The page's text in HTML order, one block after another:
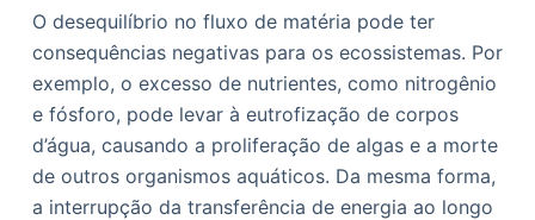
O desequilíbrio no fluxo de matéria pode ter
consequências negativas para os ecossistemas. Por
exemplo, o excesso de nutrientes, como nitrogênio
e fósforo, pode levar à eutrofização de corpos
d’água, causando a proliferação de algas e a morte
de outros organismos aquáticos. Da mesma forma,
a interrupção da transferência de energia ao longo